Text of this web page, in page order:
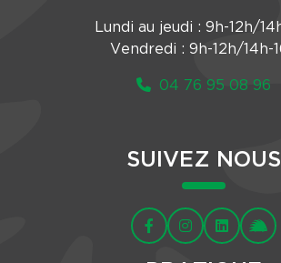
Lundi au jeudi : 9h-12h/
Vendredi : 9h-12h/14h-
04 76 95 08 96
SUIVEZ NOUS